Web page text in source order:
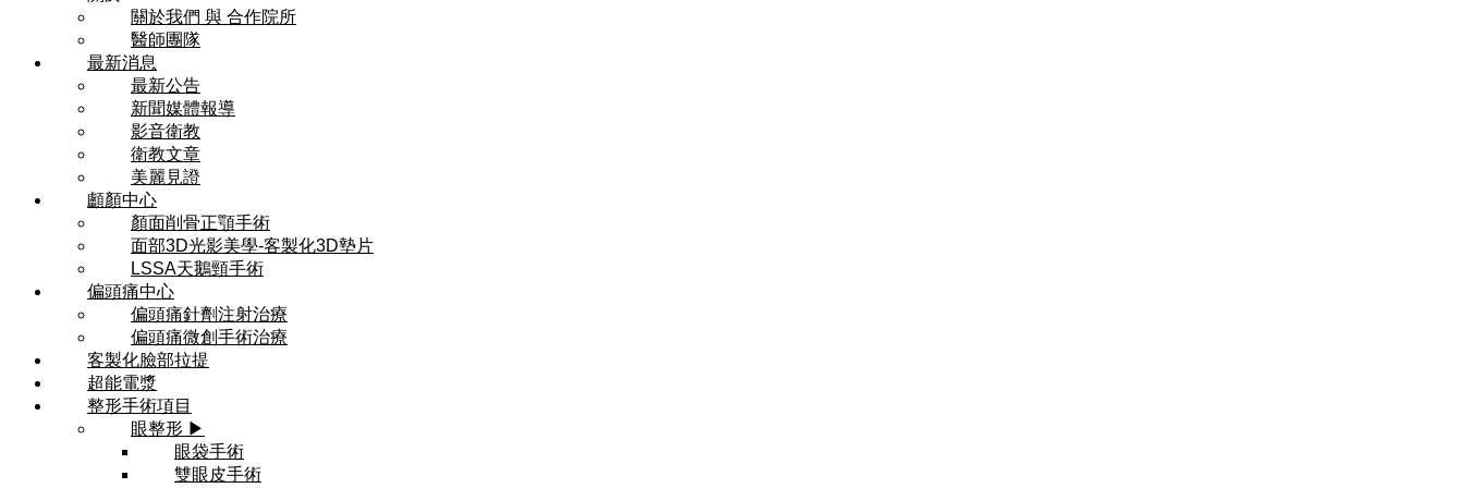
關於我們 與 合作院所
醫師團隊
最新消息
最新公告
新聞媒體報導
影音衛教
衛教文章
美麗見證
顱顏中心
顏面削骨正顎手術
面部3D光影美學-客製化3D墊片
LSSA天鵝頸手術
偏頭痛中心
偏頭痛針劑注射治療
偏頭痛微創手術治療
客製化臉部拉提
超能電漿
整形手術項目
眼整形 ▶
眼袋手術
雙眼皮手術